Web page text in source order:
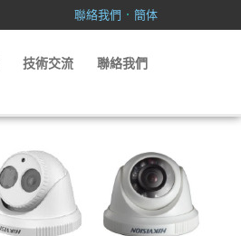
聯絡我們 ． 簡体
技術交流 聯絡我們